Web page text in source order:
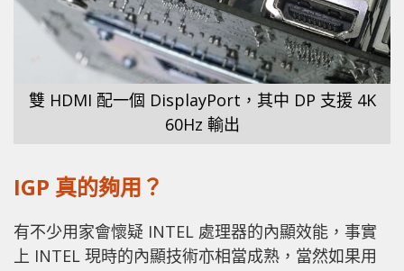
雙 HDMI 配一個 DisplayPort，其中 DP 支援 4K
60Hz 輸出
IGP 真的夠用？
有不少用家會懷疑 INTEL 處理器的內顯效能，事實
上 INTEL 現時的內顯技術亦相當成熟，當然如果用